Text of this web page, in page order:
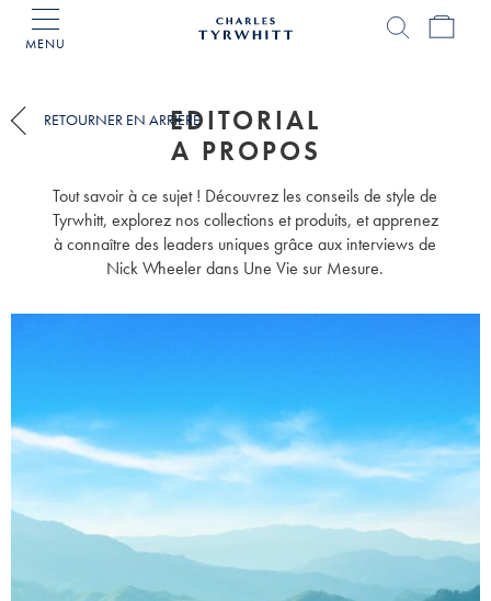
MENU
RETOURNER EN ARRIÈREEDITORIAL
A PROPOS
Tout savoir à ce sujet ! Découvrez les conseils de style de
Tyrwhitt, explorez nos collections et produits, et apprenez
à connaître des leaders uniques grâce aux interviews de
Nick Wheeler dans Une Vie sur Mesure.